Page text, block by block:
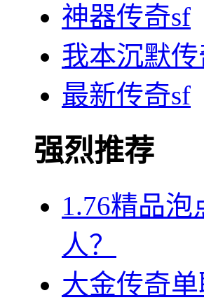
神器传奇sf
我本沉默传
最新传奇sf
强烈推荐
1.76精品
人？
大金传奇